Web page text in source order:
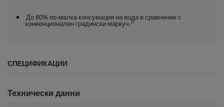
До 80% по-малка консумация на вода в сравнение с
конвенционален градински маркуч.²⁾
СПЕЦИФИКАЦИИ
Технически данни